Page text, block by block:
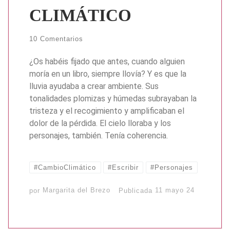
CLIMÁTICO
10 Comentarios
¿Os habéis fijado que antes, cuando alguien
moría en un libro, siempre llovía? Y es que la
lluvia ayudaba a crear ambiente. Sus
tonalidades plomizas y húmedas subrayaban la
tristeza y el recogimiento y amplificaban el
dolor de la pérdida. El cielo lloraba y los
personajes, también. Tenía coherencia.
#CambioClimático #Escribir #Personajes
por Margarita del Brezo Publicada 11 mayo 24